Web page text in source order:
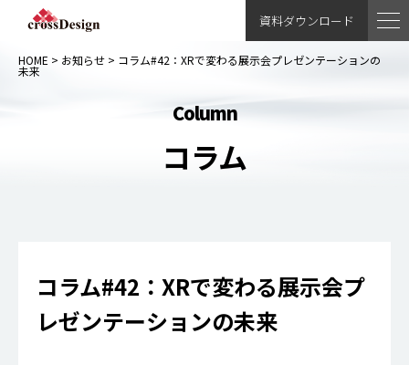
資料ダウンロード
HOME > お知らせ > コラム#42：XRで変わる展示会プレゼンテーションの
未来
column
コラム
コラム#42：XRで変わる展示会プ
レゼンテーションの未来